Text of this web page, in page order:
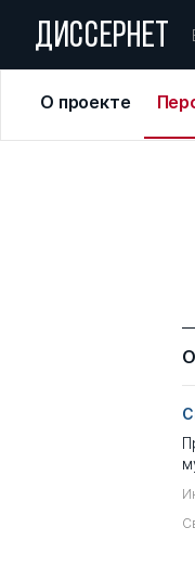
ДИССЕРНЕТ
О проекте